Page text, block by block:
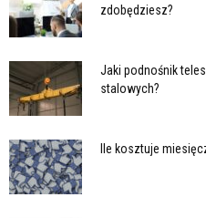
zdobędziesz?
Jaki podnośnik
stalowych?
Ile kosztuje